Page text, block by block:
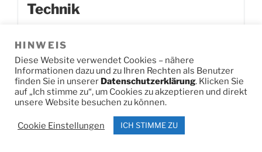
Technik
Jetzt herunterladen! 0Downloads
Sparkassen-Cup 2
HINWEIS
Diese Website verwendet Cookies – nähere
Informationen dazu und zu Ihren Rechten als Benutzer
finden Sie in unsererDatenschutzerklärung. Klicken Sie
auf „Ich stimme zu“, um Cookies zu akzeptieren und direkt
unsere Website besuchen zu können.
Cookie Einstellungen ICH STIMME ZU